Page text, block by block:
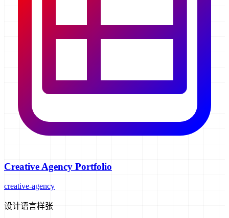
Creative Agency Portfolio
creative-agency
设计语言样张